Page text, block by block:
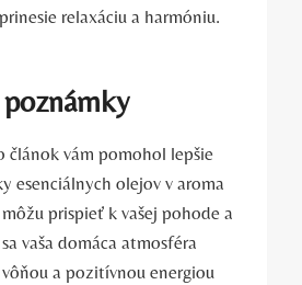
relaxáciu a harmóniu.
článok vám pomohol lepšie
esenciálnych olejov v aroma
prispieť k vašej pohode a
vaša domáca atmosféra
a pozitívnou energiou